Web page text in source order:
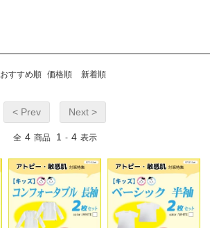
おすすめ順 価格順 新着順
< Prev Next >
全 4 商品 1 - 4 表示